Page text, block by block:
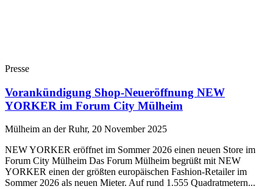
Presse
Vorankündigung Shop-Neueröffnung NEW
YORKER im Forum City Mülheim
Mülheim an der Ruhr, 20 November 2025
NEW YORKER eröffnet im Sommer 2026 einen neuen Store im
Forum City Mülheim Das Forum Mülheim begrüßt mit NEW
YORKER einen der größten europäischen Fashion-Retailer im
Sommer 2026 als neuen Mieter. Auf rund 1.555 Quadratmetern...